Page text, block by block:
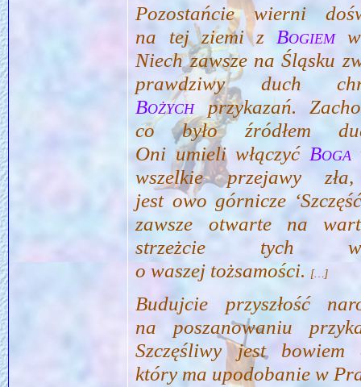
Pozostańcie wierni
na tej ziemi z Bogiemw
Niech zawsze na Śląsku
prawdziwy duch
Bożychprzykazań.
co było źródłem
Oni umieli włączyć Boga
wszelkie przejawy
jest owo górnicze
zawsze otwarte na
strzeżcie tych
o waszej tożsamości. […]
Budujcie przyszłość
na poszanowaniu
Szczęśliwy jest bowiem
który ma upodobanie w